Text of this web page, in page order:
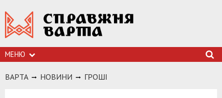
МЕНЮ
ВАРТА НОВИНИ ГРОШI